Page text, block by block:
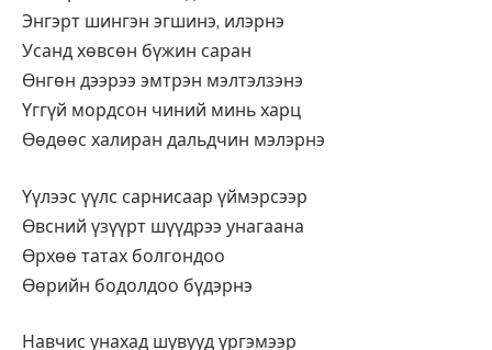
Энгэрт шингэн эгшинэ, илэрнэ
Усанд хөвсөн бүжин саран
Өнгөн дээрээ эмтрэн мэлтэлзэнэ
Үггүй мордсон чиний минь харц
Өөдөөс халиран дальдчин мэлэрнэ
Үүлээс үүлс сарнисаар үймэрсээр
Өвсний үзүүрт шүүдрээ унагаана
Өрхөө татах болгондоо
Өөрийн бодолдоо бүдэрнэ
Навчис унахад шувууд үргэмээр